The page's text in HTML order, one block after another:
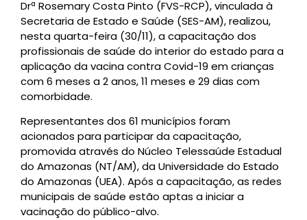
Drª Rosemary Costa Pinto (FVS-RCP), vinculada à
Secretaria de Estado e Saúde (SES-AM), realizou,
nesta quarta-feira (30/11), a capacitação dos
profissionais de saúde do interior do estado para a
aplicação da vacina contra Covid-19 em crianças
com 6 meses a 2 anos, 11 meses e 29 dias com
comorbidade.
Representantes dos 61 municípios foram
acionados para participar da capacitação,
promovida através do Núcleo Telessaúde Estadual
do Amazonas (NT/AM), da Universidade do Estado
do Amazonas (UEA). Após a capacitação, as redes
municipais de saúde estão aptas a iniciar a
vacinação do público-alvo.